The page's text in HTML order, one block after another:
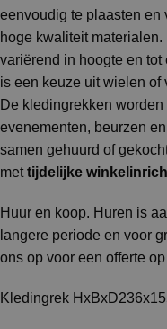
eenvoudig te plaasten en
hoge kwaliteit
variërend in hoogte en
is een keuze uit wielen of
De kledingrekken
evenementen, beurzen
samen gehuurd of
met tijdelijke
Huur en koop. Huren is
langere periode en voor
ons op voor een offerte
Kledingrek